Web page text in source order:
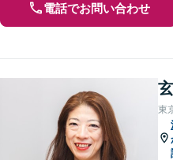
電話でお問い合わせ
東